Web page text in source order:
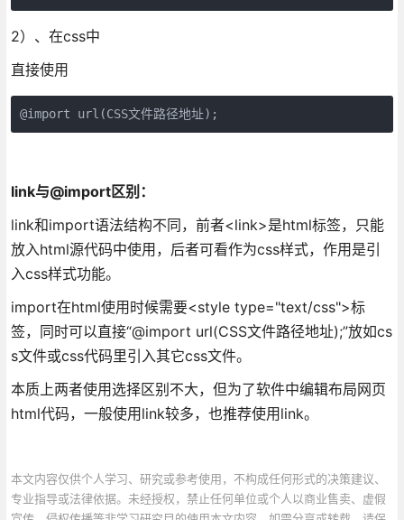
2）、在css中
直接使用
@import url(CSS文件路径地址);
link与@import区别：
link和import语法结构不同，前者<link>是html标签，只能
放入html源代码中使用，后者可看作为css样式，作用是引
入css样式功能。
import在html使用时候需要<style type="text/css">标
签，同时可以直接“@import url(CSS文件路径地址);”放如cs
s文件或css代码里引入其它css文件。
本质上两者使用选择区别不大，但为了软件中编辑布局网页
html代码，一般使用link较多，也推荐使用link。
本文内容仅供个人学习、研究或参考使用，不构成任何形式的决策建议、
专业指导或法律依据。未经授权，禁止任何单位或个人以商业售卖、虚假